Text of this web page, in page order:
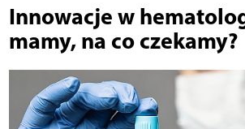
Innowacje w
mamy, na co czekamy?